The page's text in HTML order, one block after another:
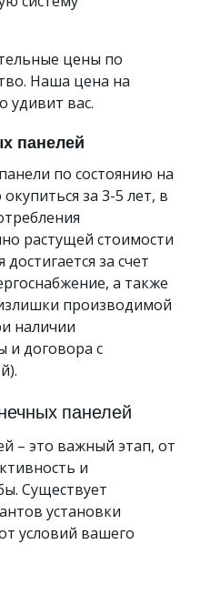
цены по
Наша цена на
удивит вас.
панелей
по состоянию на
за 3-5 лет, в
растущей стоимости
за счет
а также
производимой
наличии
и договора с
панелей
– это важный этап, от
и
Существует
установки
условий вашего